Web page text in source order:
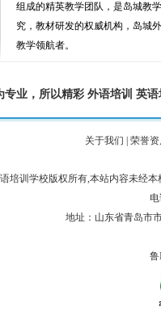
组成的精英教学团队，是岛城教
究，教材研发的权威机构，岛城
教学领航者。
业，所以精彩 外语培训 英语
关于我们 荣誉
培训学校版权所有,本站内容未经
地址：山东省青岛市
鲁